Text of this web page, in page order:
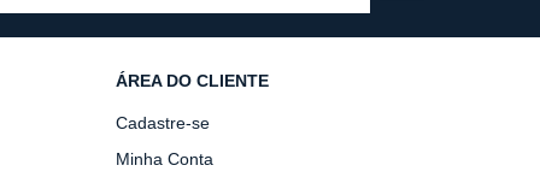
ÁREA DO CLIENTE
Cadastre-se
Minha Conta